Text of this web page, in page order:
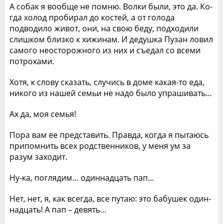
А собак я вообще не помню. Волки были, это да. Ко­
гда холод пробирал до костей, а от голода
подводило живот, они, на свою беду, подходили
слишком близко к хижинам. И дедушка Пузан ловил
самого неосторож­ного из них и съедал со всеми
потрохами.
Хотя, к слову сказать, случись в доме какая-то еда,
никого из нашей семьи не надо было упрашивать…
Ах да, моя семья!
Пора вам ее представить. Правда, когда я пытаюсь
припомнить всех родственников, у меня ум за
разум заходит.
Ну-ка, поглядим… одиннадцать пап…
Нет, нет, я, как всегда, все путаю: это бабушек один­
надцать! А пап – девять…